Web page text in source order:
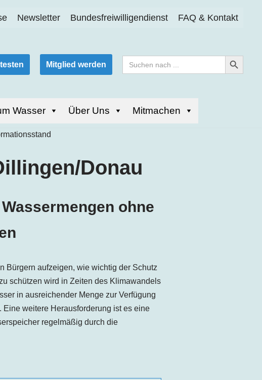
Newsletter Bundesfreiwilligendienst FAQ & Kontakt
Mitglied werden
Search
for:
Search Button
Wasser Über Uns Mitmachen
/Donau
ohne
Bürgern aufzeigen, wie wichtig der Schutz
schützen wird in Zeiten des Klimawandels
in ausreichender Menge zur Verfügung
weitere Herausforderung ist es eine
regelmäßig durch die